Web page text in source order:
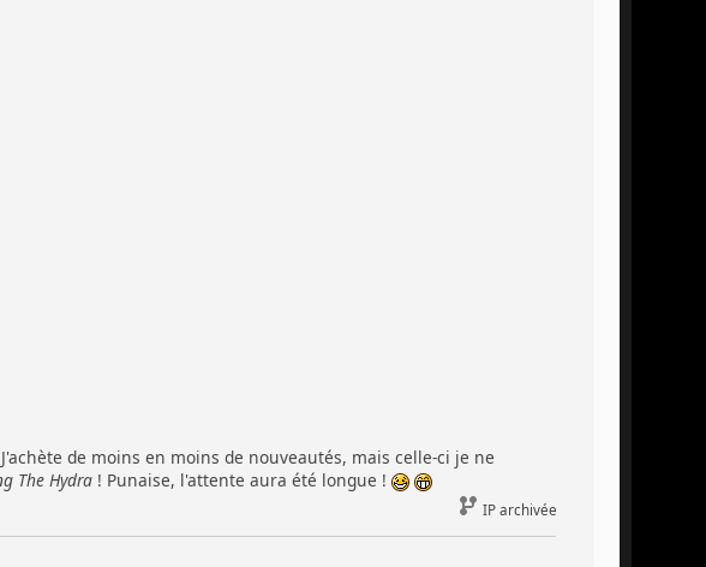
de moins en moins de nouveautés, mais celle-ci je ne
The Hydra! Punaise, l'attente aura été longue !
IP archivée